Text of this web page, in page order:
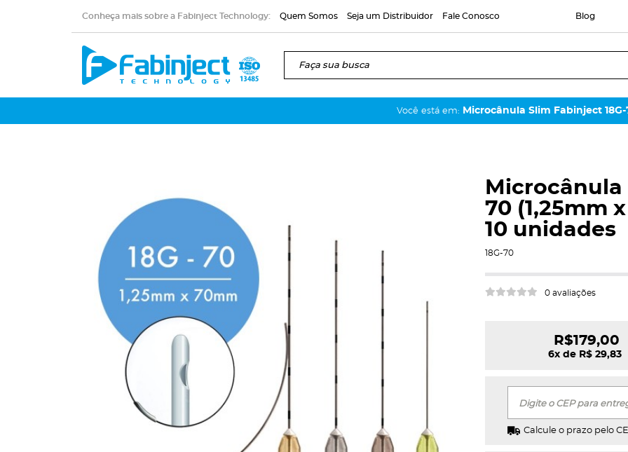
Conheça mais sobre a Fabinject Technology: Quem Somos Seja um Distribuidor Fale Conosco Blog
Você está em: Microcânula Slim Fabinject
Microcânula
70 (1,25mm
10 unidades
18G-70
0 avaliações
R$179,00
6x de R$ 29,83
Digite o CEP para entrega
Calcule o prazo pelo